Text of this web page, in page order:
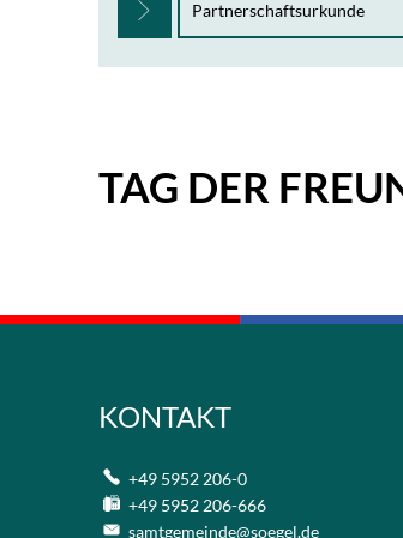
Partnerschaftsurkunde
TAG DER
KONTAKT
+49 5952 206-0
+49 5952 206-666
samtgemeinde@soegel.de